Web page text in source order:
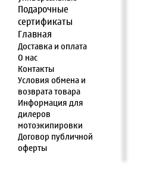
Подарочные
сертификаты
Главная
Доставка и оплата
О нас
Контакты
Условия обмена и
возврата товара
Информация для
дилеров
мотоэкипировки
Договор публичной
оферты